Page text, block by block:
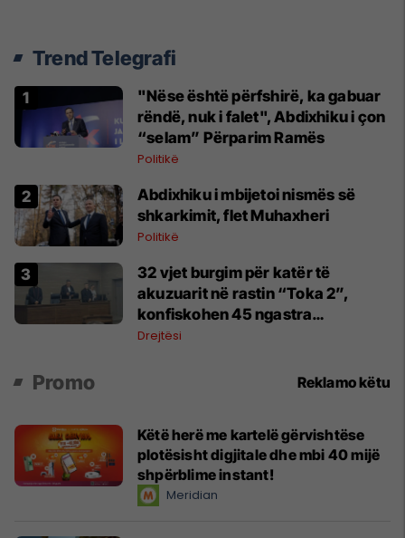
Trend Telegrafi
"Nëse është përfshirë, ka gabuar
rëndë, nuk i falet", Abdixhiku i çon
“selam” Përparim Ramës
Politikë
Abdixhiku i mbijetoi nismës së
shkarkimit, flet Muhaxheri
Politikë
32 vjet burgim për katër të
akuzuarit në rastin “Toka 2”,
konfiskohen 45 ngastra
kadastrale
Drejtësi
Promo Reklamo këtu
Këtë herë me kartelë gërvishtëse
plotësisht digjitale dhe mbi 40 mijë
shpërblime instant!
Meridian